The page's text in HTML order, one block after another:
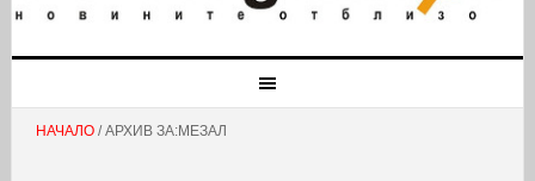
НАЧАЛО/ АРХИВ ЗА:МЕЗАЛ